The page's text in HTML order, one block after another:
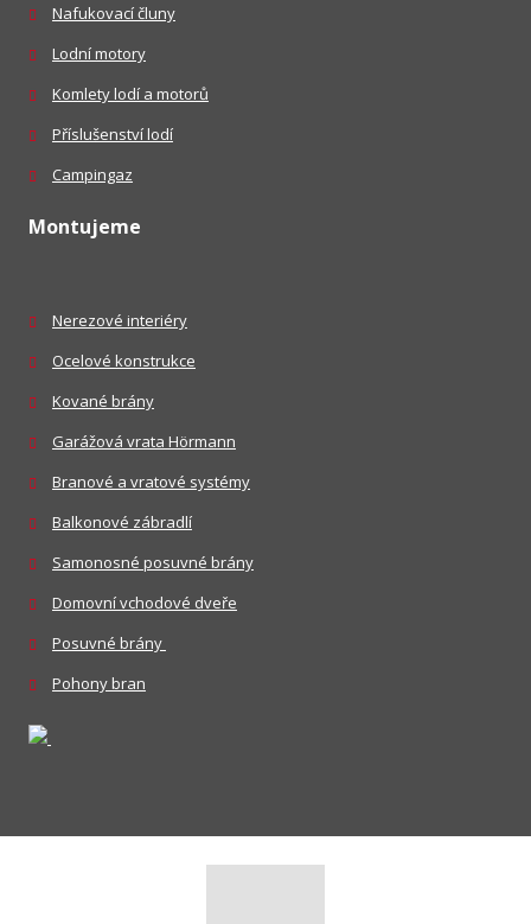
Nafukovací čluny
Lodní motory
Komlety lodí a motorů
Příslušenství lodí
Campingaz
Montujeme
Nerezové interiéry
Ocelové konstrukce
Kované brány
Garážová vrata Hörmann
Branové a vratové systémy
Balkonové zábradlí
Samonosné posuvné brány
Domovní vchodové dveře
Posuvné brány
Pohony bran